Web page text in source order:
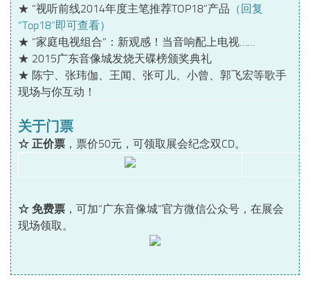
★ “视听前线2014年度主笔推荐TOP18”产品 （回复
“Top18”即可查看）
★ “家庭电视组合”：新观感！当音响配上电视……
★ 2015广东音像城发烧天碟榜颁奖典礼
★ 陈宁、张玮伽、王闻、张可儿、小曾、郭飞宏等歌手
现场与你互动！
关于门票
☆ 正价票 ，票价50元，可领取展会纪念双CD。
☆ 免费票 ，可加“广东音像城”官方微信公众号，在展会
现场领取。